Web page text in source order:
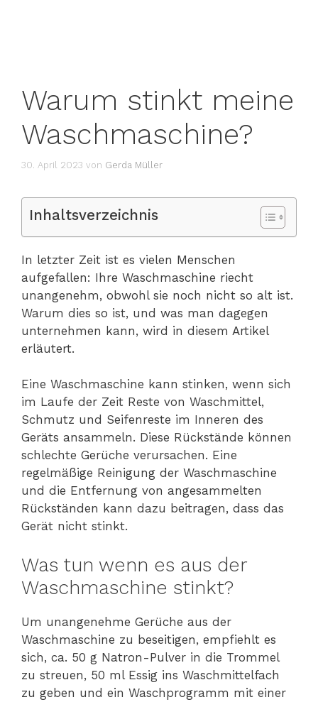
Warum stinkt meine
Waschmaschine?
30. April 2023 von Gerda Müller
Inhaltsverzeichnis
In letzter Zeit ist es vielen Menschen
aufgefallen: Ihre Waschmaschine riecht
unangenehm, obwohl sie noch nicht so alt ist.
Warum dies so ist, und was man dagegen
unternehmen kann, wird in diesem Artikel
erläutert.
Eine Waschmaschine kann stinken, wenn sich
im Laufe der Zeit Reste von Waschmittel,
Schmutz und Seifenreste im Inneren des
Geräts ansammeln. Diese Rückstände können
schlechte Gerüche verursachen. Eine
regelmäßige Reinigung der Waschmaschine
und die Entfernung von angesammelten
Rückständen kann dazu beitragen, dass das
Gerät nicht stinkt.
Was tun wenn es aus der
Waschmaschine stinkt?
Um unangenehme Gerüche aus der
Waschmaschine zu beseitigen, empfiehlt es
sich, ca. 50 g Natron-Pulver in die Trommel
zu streuen, 50 ml Essig ins Waschmittelfach
zu geben und ein Waschprogramm mit einer